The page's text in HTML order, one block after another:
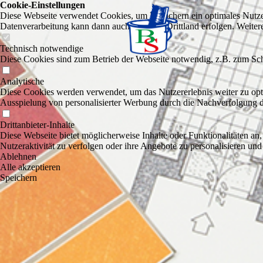
Cookie-Einstellungen
Diese Webseite verwendet Cookies, um Besuchern ein optimales
Datenverarbeitung kann dann auch in einem Drittland erfolgen.
Technisch notwendige
Diese Cookies sind zum Betrieb der Webseite notwendig, z.B. zum
Analytische
Diese Cookies werden verwendet, um das Nutzererlebnis weiter zu
Ausspielung von personalisierter Werbung durch die Nachverfolgung
Drittanbieter-Inhalte
Diese Webseite bietet möglicherweise Inhalte oder Funktionalitäten
Nutzeraktivität zu verfolgen oder ihre Angebote zu personalisieren
Ablehnen
Alle akzeptieren
Speichern